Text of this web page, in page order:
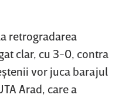
retrogradarea
clar, cu 3-0, contra
vor juca barajul
Arad, care a